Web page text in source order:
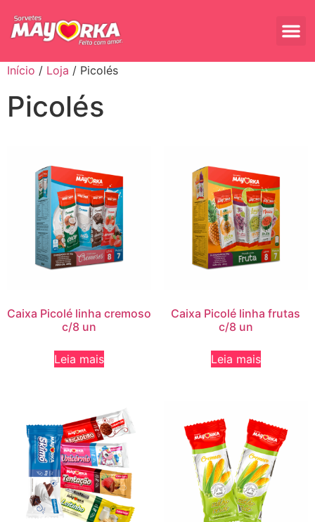
Início / Loja / Picolés
Picolés
Caixa Picolé linha cremoso
c/8 un
Leia mais
Caixa Picolé linha frutas
c/8 un
Leia mais